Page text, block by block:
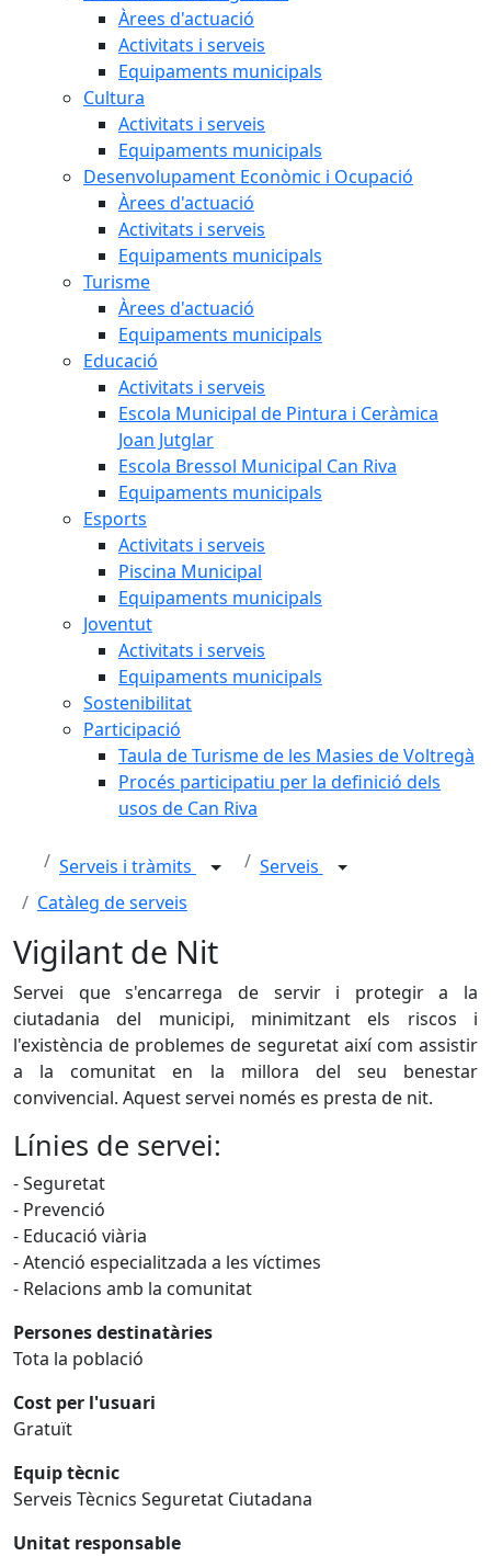
Àrees d'actuació
Activitats i serveis
Equipaments municipals
Cultura
Activitats i serveis
Equipaments municipals
Desenvolupament Econòmic i Ocupació
Àrees d'actuació
Activitats i serveis
Equipaments municipals
Turisme
Àrees d'actuació
Equipaments municipals
Educació
Activitats i serveis
Escola Municipal de Pintura i Ceràmica
Joan Jutglar
Escola Bressol Municipal Can Riva
Equipaments municipals
Esports
Activitats i serveis
Piscina Municipal
Equipaments municipals
Joventut
Activitats i serveis
Equipaments municipals
Sostenibilitat
Participació
Taula de Turisme de les Masies de Voltregà
Procés participatiu per la definició dels
usos de Can Riva
Serveis i tràmits
Serveis
Catàleg de serveis
Vigilant de Nit
Servei que s'encarrega de servir i protegir a la
ciutadania del municipi, minimitzant els riscos i
l'existència de problemes de seguretat així com assistir
a la comunitat en la millora del seu benestar
convivencial. Aquest servei només es presta de nit.
Línies de servei:
- Seguretat
- Prevenció
- Educació viària
- Atenció especialitzada a les víctimes
- Relacions amb la comunitat
Persones destinatàries
Tota la població
Cost per l'usuari
Gratuït
Equip tècnic
Serveis Tècnics Seguretat Ciutadana
Unitat responsable